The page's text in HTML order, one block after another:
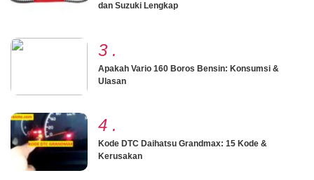
dan Suzuki Lengkap
3 .
Apakah Vario 160 Boros Bensin: Konsumsi &
Ulasan
4 .
Kode DTC Daihatsu Grandmax: 15 Kode &
Kerusakan